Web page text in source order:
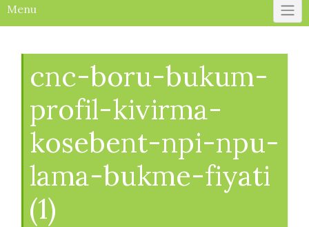
Menu
cnc-boru-bukum-
profil-kivirma-
kosebent-npi-npu-
lama-bukme-fiyati
(1)